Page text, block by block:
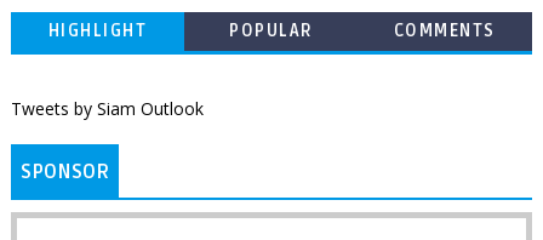
HIGHLIGHT POPULAR COMMENTS
Tweets by Siam Outlook
SPONSOR